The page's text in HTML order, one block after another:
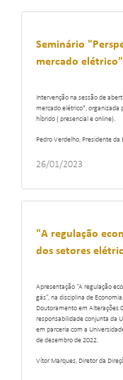
Seminário
mercado elétrico"
Intervenção na sessão de
mercado elétrico", organizada
híbrido ( presencial e online).
Pedro Verdelho, Presidente da
26/01/2023
"A regulação
dos setores
Apresentação “A regulação
gás”, na disciplina de
Doutoramento em Alterações
responsabilidade conjunta da
em parceria com a
de dezembro de 2022.
Vítor Marques, Diretor da